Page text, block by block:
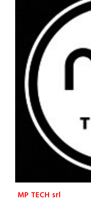
MP TECH srl